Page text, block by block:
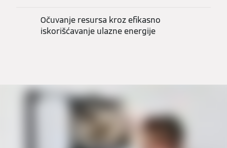
Očuvanje resursa kroz efikasno
iskorišćavanje ulazne energije